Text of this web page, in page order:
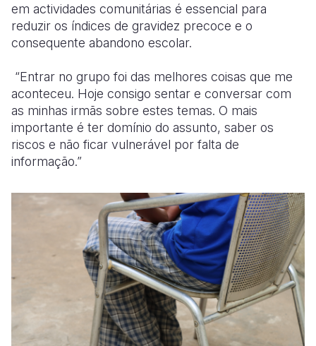
em actividades comunitárias é essencial para
reduzir os índices de gravidez precoce e o
consequente abandono escolar.
“Entrar no grupo foi das melhores coisas que me
aconteceu. Hoje consigo sentar e conversar com
as minhas irmãs sobre estes temas. O mais
importante é ter domínio do assunto, saber os
riscos e não ficar vulnerável por falta de
informação.”